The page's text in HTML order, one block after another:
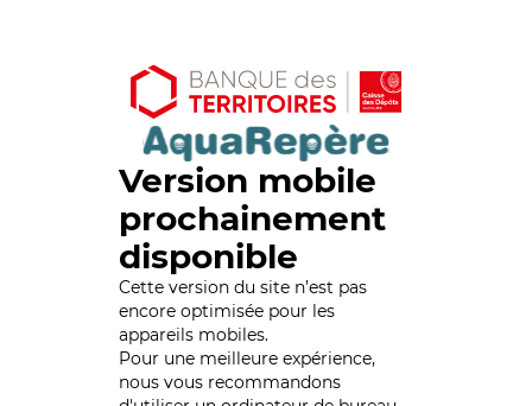
Version mobile
prochainement
disponible
Cette version du site n’est pas
encore optimisée pour les
appareils mobiles.
Pour une meilleure expérience,
nous vous recommandons